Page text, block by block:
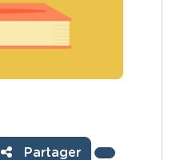
Partager